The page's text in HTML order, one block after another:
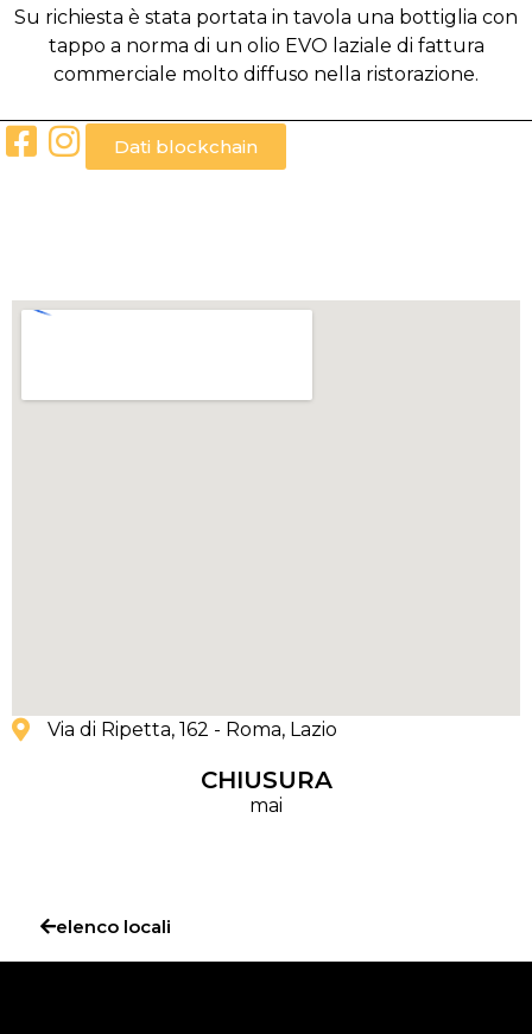
Su richiesta è stata portata in tavola una bottiglia con
tappo a norma di un olio EVO laziale di fattura
commerciale molto diffuso nella ristorazione.
Dati blockchain
Via di Ripetta, 162 - Roma, Lazio
CHIUSURA
mai
elenco locali